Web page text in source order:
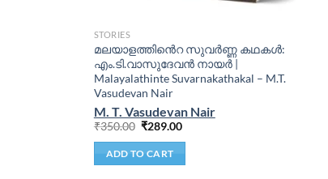
STORIES
മലയാളത്തിൻെറ സുവര്‍ണ്ണ കഥകള്‍:
എം.ടി.വാസുദേവൻ നായർ |
Malayalathinte Suvarnakathakal – M.T.
Vasudevan Nair
M. T. Vasudevan Nair
₹350.00 ₹289.00
ADD TO CART